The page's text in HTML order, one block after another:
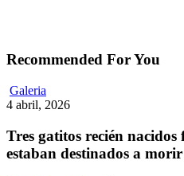
Recommended For You
Galeria
gatitos
nacidos
fueron
abandonados…
4 abril, 2026
Tres gatitos recién
estaban destinados a